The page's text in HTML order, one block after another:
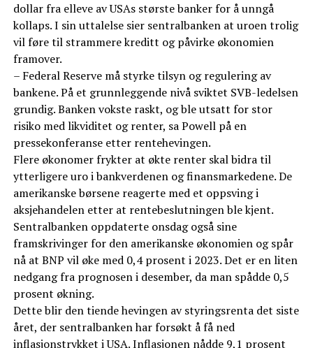
dollar fra elleve av USAs største banker for å unngå
kollaps. I sin uttalelse sier sentralbanken at uroen trolig
vil føre til strammere kreditt og påvirke økonomien
framover.
– Federal Reserve må styrke tilsyn og regulering av
bankene. På et grunnleggende nivå sviktet SVB-ledelsen
grundig. Banken vokste raskt, og ble utsatt for stor
risiko med likviditet og renter, sa Powell på en
pressekonferanse etter rentehevingen.
Flere økonomer frykter at økte renter skal bidra til
ytterligere uro i bankverdenen og finansmarkedene. De
amerikanske børsene reagerte med et oppsving i
aksjehandelen etter at rentebeslutningen ble kjent.
Sentralbanken oppdaterte onsdag også sine
framskrivinger for den amerikanske økonomien og spår
nå at BNP vil øke med 0,4 prosent i 2023. Det er en liten
nedgang fra prognosen i desember, da man spådde 0,5
prosent økning.
Dette blir den tiende hevingen av styringsrenta det siste
året, der sentralbanken har forsøkt å få ned
inflasjonstrykket i USA. Inflasjonen nådde 9,1 prosent